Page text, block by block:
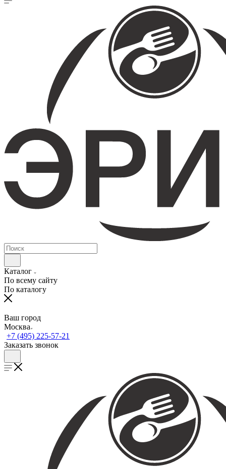
Каталог
По всему сайту
По каталогу
Ваш город
Москва
+7 (495) 225-57-21
Заказать звонок